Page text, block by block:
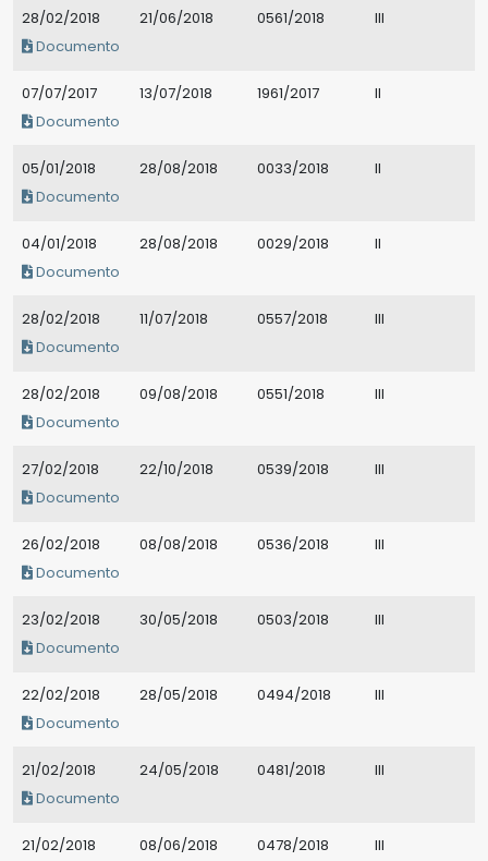
28/02/2018 21/06/2018 0561/2018
III
Documento
07/07/2017 13/07/2018 1961/2017
II
Documento
05/01/2018 28/08/2018 0033/2018
II
Documento
04/01/2018 28/08/2018 0029/2018
II
Documento
28/02/2018 11/07/2018 0557/2018
III
Documento
28/02/2018 09/08/2018 0551/2018
III
Documento
27/02/2018 22/10/2018 0539/2018
III
Documento
26/02/2018 08/08/2018 0536/2018
III
Documento
23/02/2018 30/05/2018 0503/2018
III
Documento
22/02/2018 28/05/2018 0494/2018
III
Documento
21/02/2018 24/05/2018 0481/2018
III
Documento
21/02/2018 08/06/2018 0478/2018
III